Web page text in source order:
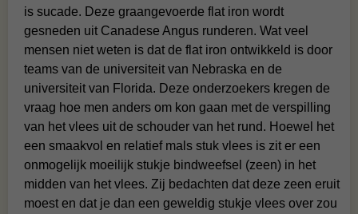
is sucade. Deze graangevoerde flat iron wordt
gesneden uit Canadese Angus runderen. Wat veel
mensen niet weten is dat de flat iron ontwikkeld is door
teams van de universiteit van Nebraska en de
universiteit van Florida. Deze onderzoekers kregen de
vraag hoe men anders om kon gaan met de verspilling
van het vlees uit de schouder van het rund. Hoewel het
een smaakvol en relatief mals stuk vlees is zit er een
onmogelijk moeilijk stukje bindweefsel (zeen) in het
midden van het vlees. Zij bedachten dat deze zeen eruit
moest en dat je dan een geweldig stukje vlees over zou